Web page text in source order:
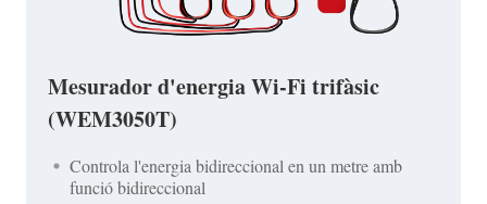
Mesurador d'energia Wi-Fi trifàsic
(WEM3050T)
Controla l'energia bidireccional en un metre amb
funció bidireccional